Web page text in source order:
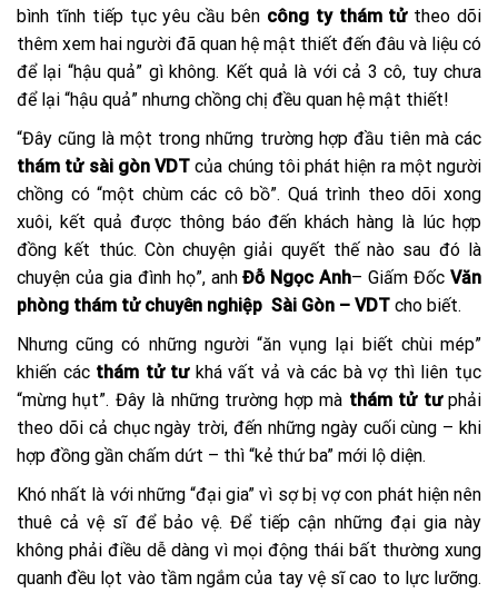
bình tĩnh tiếp tục yêu cầu bên công ty thám tửtheo dõi
thêm xem hai người đã quan hệ mật thiết đến đâu và liệu có
để lại “hậu quả” gì không. Kết quả là với cả 3 cô, tuy chưa
để lại “hậu quả” nhưng chồng chị đều quan hệ mật thiết!
“Đây cũng là một trong những trường hợp đầu tiên mà các
thám tử sài gòn VDT của chúng tôi phát hiện ra một người
chồng có “một chùm các cô bồ”. Quá trình theo dõi xong
xuôi, kết quả được thông báo đến khách hàng là lúc hợp
đồng kết thúc. Còn chuyện giải quyết thế nào sau đó là
chuyện của gia đình họ”, anhĐỗ Ngọc Anh– Giấm ĐốcVăn
phòng thám tử chuyên nghiệp Sài Gòn – VDT cho biết.
Nhưng cũng có những người “ăn vụng lại biết chùi mép”
khiến các thám tử tưkhá vất vả và các bà vợ thì liên tục
“mừng hụt”. Đây là những trường hợp mà thám tử tưphải
theo dõi cả chục ngày trời, đến những ngày cuối cùng – khi
hợp đồng gần chấm dứt – thì “kẻ thứ ba” mới lộ diện.
Khó nhất là với những “đại gia” vì sợ bị vợ con phát hiện nên
thuê cả vệ sĩ để bảo vệ. Để tiếp cận những đại gia này
không phải điều dễ dàng vì mọi động thái bất thường xung
quanh đều lọt vào tầm ngắm của tay vệ sĩ cao to lực lưỡng.